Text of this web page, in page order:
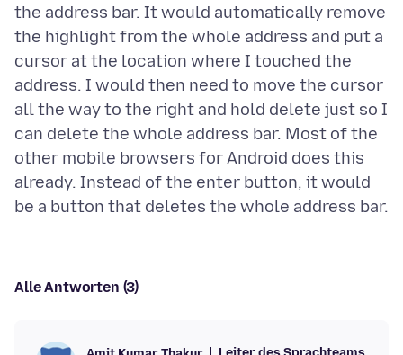
the address bar. It would automatically remove
the highlight from the whole address and put a
cursor at the location where I touched the
address. I would then need to move the cursor
all the way to the right and hold delete just so I
can delete the whole address bar. Most of the
other mobile browsers for Android does this
already. Instead of the enter button, it would
Alle Antworten (3)